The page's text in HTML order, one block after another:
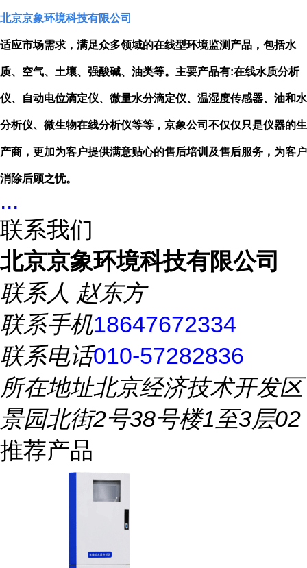
北京京象环境科技有限公司
适应市场需求，满足众多领域的在线型环境监测产品，包括水
质、空气、土壤、强酸碱、油类等。主要产品有:在线水质分析
仪、自动电位滴定仪、微量水分滴定仪、温湿度传感器、油和水
分析仪、微生物在线分析仪等等，京象公司不仅仅只是仪器的生
产商，更加为客户提供满意贴心的售后培训及售后服务，为客户
消除后顾之忧。
...
联系我们
北京京象环境科技有限公司
联系人 赵东方
联系手机18647672334
联系电话010-57282836
所在地址北京经济技术开发区
景园北街2号38号楼1至3层02
推荐产品